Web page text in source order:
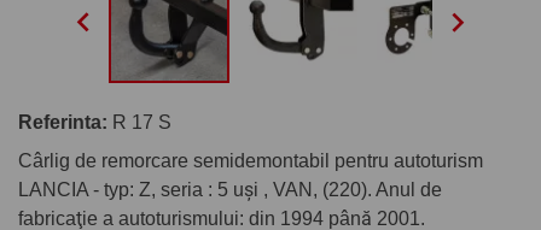
 
Referinta: R 17 S
Cârlig de remorcare semidemontabil pentru autoturism
LANCIA - typ: Z, seria : 5 uşi , VAN, (220). Anul de
fabricaţie a autoturismului: din 1994 până 2001.